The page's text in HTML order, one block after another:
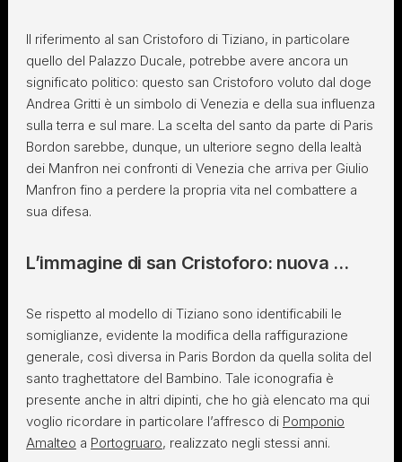
Il riferimento al san Cristoforo di Tiziano, in particolare
quello del Palazzo Ducale, potrebbe avere ancora un
significato politico: questo san Cristoforo voluto dal doge
Andrea Gritti è un simbolo di Venezia e della sua influenza
sulla terra e sul mare. La scelta del santo da parte di Paris
Bordon sarebbe, dunque, un ulteriore segno della lealtà
dei Manfron nei confronti di Venezia che arriva per Giulio
Manfron fino a perdere la propria vita nel combattere a
sua difesa.
L’immagine di san Cristoforo: nuova …
Se rispetto al modello di Tiziano sono identificabili le
somiglianze, evidente la modifica della raffigurazione
generale, così diversa in Paris Bordon da quella solita del
santo traghettatore del Bambino. Tale iconografia è
presente anche in altri dipinti, che ho già elencato ma qui
voglio ricordare in particolare l’affresco di Pomponio
Amalteo a Portogruaro, realizzato negli stessi anni.